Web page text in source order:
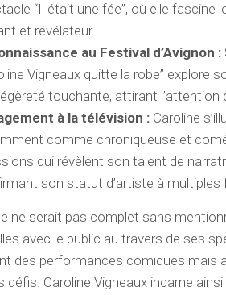
“Il était une fée”, où elle fascine
et révélateur.
au Festival d’Avignon :
Vigneaux quitte la robe” explore
touchante, attirant l’attention
à la télévision : Caroline
comme chroniqueuse et
qui révèlent son talent de
son statut d’artiste à multiples
ne serait pas complet sans
avec le public au travers de ses
des performances comiques mais
défis. Caroline Vigneaux incarne